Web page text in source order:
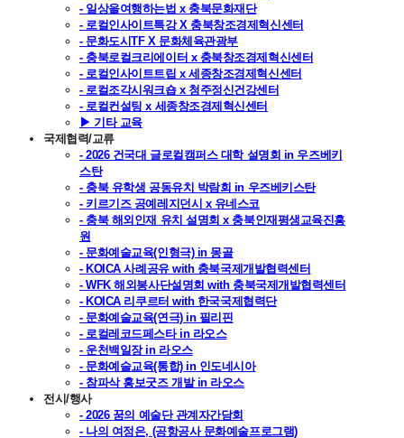
- 일상을여행하는법 x 충북문화재단
- 로컬인사이트특강 X 충북창조경제혁신센터
- 문화도시TF X 문화체육관광부
- 충북로컬크리에이터 x 충북창조경제혁신센터
- 로컬인사이트트립 x 세종창조경제혁신센터
- 로컬조각시워크숍 x 청주정신건강센터
- 로컬컨설팅 x 세종창조경제혁신센터
▶ 기타 교육
국제협력/교류
- 2026 건국대 글로컬캠퍼스 대학 설명회 in 우즈베키
스탄
- 충북 유학생 공동유치 박람회 in 우즈베키스탄
- 키르기즈 공예레지던시 x 유네스코
- 충북 해외인재 유치 설명회 x 충북인재평생교육진흥
원
- 문화예술교육(인형극) in 몽골
- KOICA 사례공유 with 충북국제개발협력센터
- WFK 해외봉사단설명회 with 충북국제개발협력센터
- KOICA 리쿠르터 with 한국국제협력단
- 문화예술교육(연극) in 필리핀
- 로컬레코드페스타 in 라오스
- 운천백일장 in 라오스
- 문화예술교육(통합) in 인도네시아
- 참파삭 홍보굿즈 개발 in 라오스
전시/행사
- 2026 꿈의 예술단 관계자간담회
- 나의 여정은, (공항공사 문화예술프로그램)